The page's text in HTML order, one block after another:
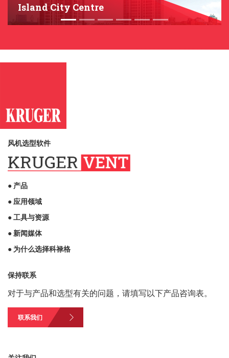
Island City Centre
风机选型软件
● 产品
● 应用领域
● 工具与资源
● 新闻媒体
● 为什么选择科禄格
保持联系
对于与产品和选型有关的问题，请填写以下产品咨询表。
联系我们